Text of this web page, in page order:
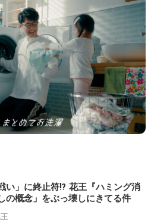
い」に終止符!? 花王『ハミング消
の概念」をぶっ壊しにきてる件